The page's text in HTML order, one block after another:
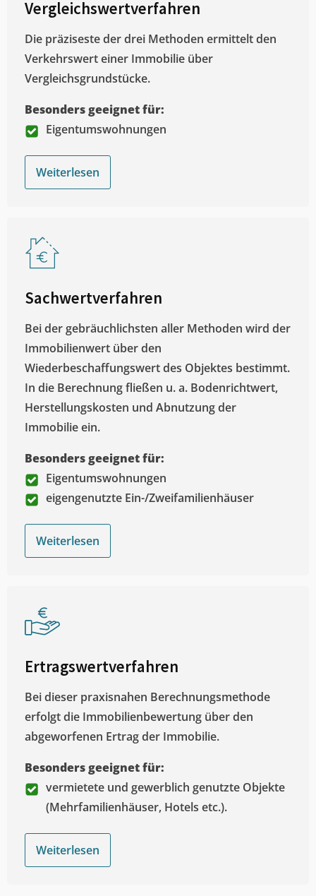
Vergleichswertverfahren
Die präziseste der drei Methoden ermittelt den
Verkehrswert einer Immobilie über
Vergleichsgrundstücke.
Besonders geeignet für:
Eigentumswohnungen
Weiterlesen
Sachwertverfahren
Bei der gebräuchlichsten aller Methoden wird der
Immobilienwert über den
Wiederbeschaffungswert des Objektes bestimmt.
In die Berechnung fließen u. a. Bodenrichtwert,
Herstellungskosten und Abnutzung der
Immobilie ein.
Besonders geeignet für:
Eigentumswohnungen
eigengenutzte Ein-/Zweifamilienhäuser
Weiterlesen
Ertragswertverfahren
Bei dieser praxisnahen Berechnungsmethode
erfolgt die Immobilienbewertung über den
abgeworfenen Ertrag der Immobilie.
Besonders geeignet für:
vermietete und gewerblich genutzte Objekte
(Mehrfamilienhäuser, Hotels etc.).
Weiterlesen